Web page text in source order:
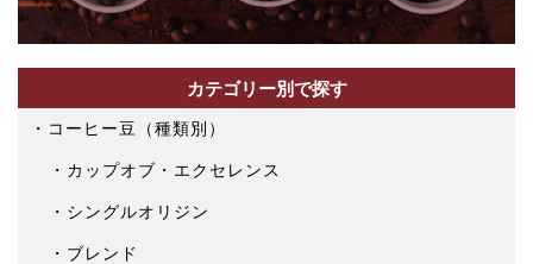
カテゴリー別で探す
コーヒー豆（種類別）
カップオブ・エクセレンス
シングルオリジン
ブレンド